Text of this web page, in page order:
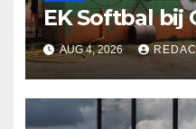
EK Softbal bij
AUG 4, 2026